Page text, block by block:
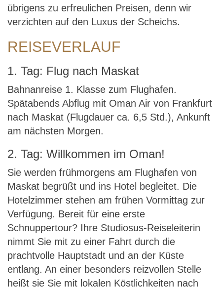
übrigens zu erfreulichen Preisen, denn wir
verzichten auf den Luxus der Scheichs.
REISEVERLAUF
1. Tag: Flug nach Maskat
Bahnanreise 1. Klasse zum Flughafen.
Spätabends Abflug mit Oman Air von Frankfurt
nach Maskat (Flugdauer ca. 6,5 Std.), Ankunft
am nächsten Morgen.
2. Tag: Willkommen im Oman!
Sie werden frühmorgens am Flughafen von
Maskat begrüßt und ins Hotel begleitet. Die
Hotelzimmer stehen am frühen Vormittag zur
Verfügung. Bereit für eine erste
Schnuppertour? Ihre Studiosus-Reiseleiterin
nimmt Sie mit zu einer Fahrt durch die
prachtvolle Hauptstadt und an der Küste
entlang. An einer besonders reizvollen Stelle
heißt sie Sie mit lokalen Köstlichkeiten nach